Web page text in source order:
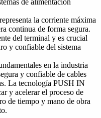
la corriente máxima
continua de forma segura.
del terminal y es crucial
y confiable del sistema
en la industria
y confiable de cables
La tecnología PUSH IN
y acelerar el proceso de
de tiempo y mano de obra